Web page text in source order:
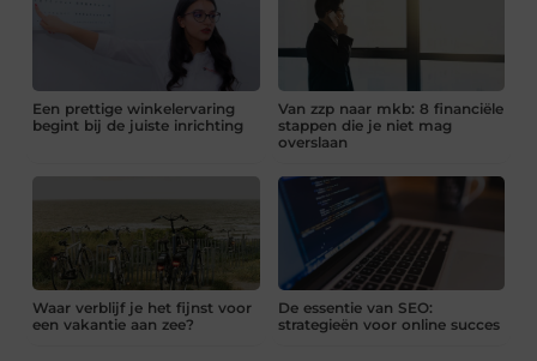
Een prettige winkelervaring
begint bij de juiste inrichting
Van zzp naar mkb: 8 financiële
stappen die je niet mag
overslaan
Waar verblijf je het fijnst voor
een vakantie aan zee?
De essentie van SEO:
strategieën voor online succes